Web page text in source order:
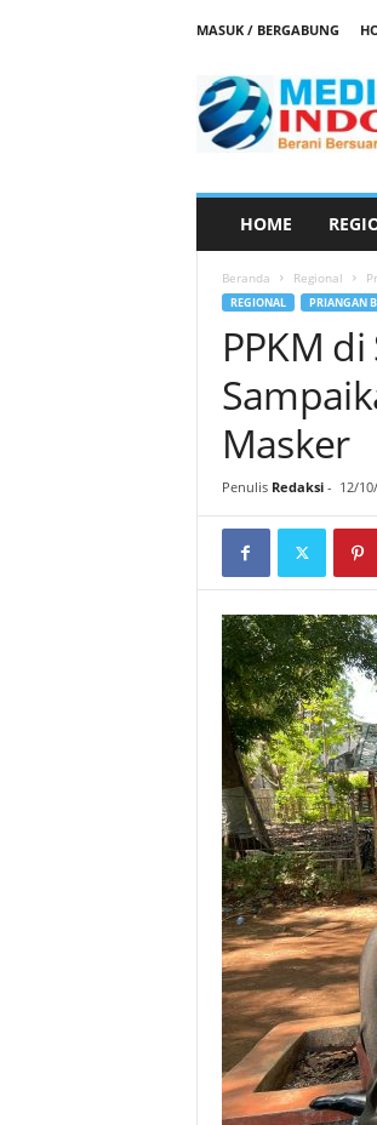
MASUK / BERGABUNG
d
HOME
Beranda Regional
REGIONAL PRIANGAN
PPKM
Masker
Penulis Redaksi- 12/